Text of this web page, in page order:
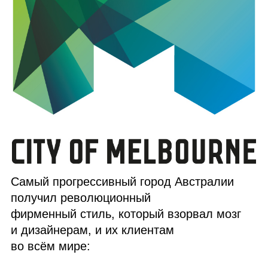
Самый прогрессивный город Австралии
получил революционный
фирменный стиль, который взорвал мозг
и дизайнерам, и их клиентам
во всём мире: